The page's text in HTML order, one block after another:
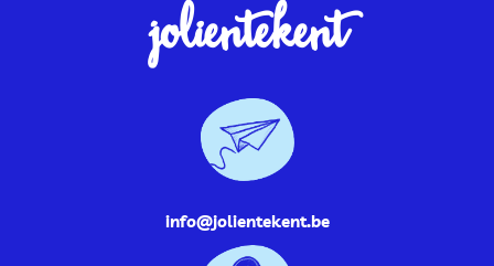
jolientekent
info@jolientekent.be